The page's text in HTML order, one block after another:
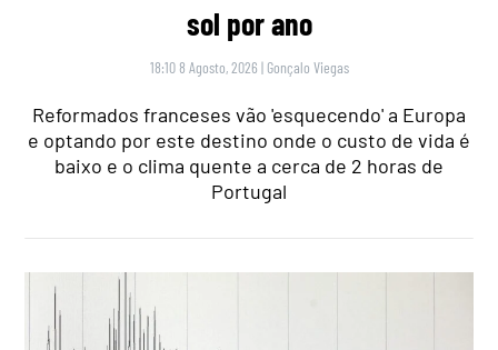
sol por ano
18:10 8 Agosto, 2026 | Gonçalo Viegas
Reformados franceses vão 'esquecendo' a Europa
e optando por este destino onde o custo de vida é
baixo e o clima quente a cerca de 2 horas de
Portugal